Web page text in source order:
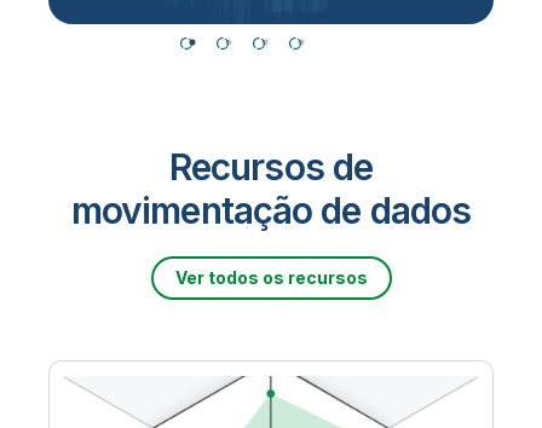
Recursos de
movimentação de dados
Ver todos os recursos